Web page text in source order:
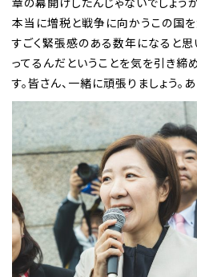
本当に増税と戦争に向かうこの国を
すごく緊張感のある数年になると思
ってるんだということを気を引き締
す。皆さん、一緒に頑張りましょう。